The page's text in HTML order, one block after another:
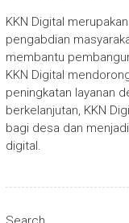
KKN Digital
pengabdian
membantu
KKN Digital
peningkatan layanan
berkelanjutan, KKN
bagi desa dan
digital.